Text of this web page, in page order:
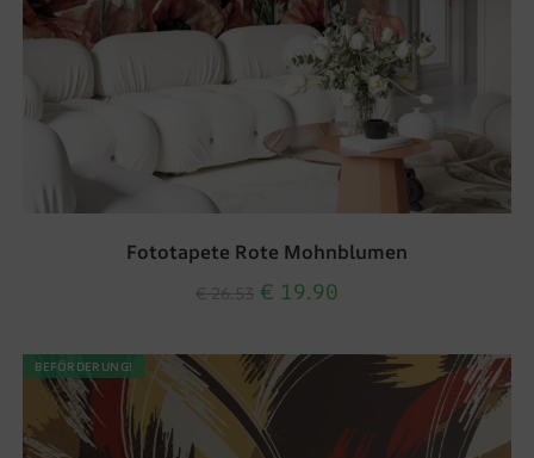
Fototapete Rote Mohnblumen
€ 19.90
BEFÖRDERUNG!